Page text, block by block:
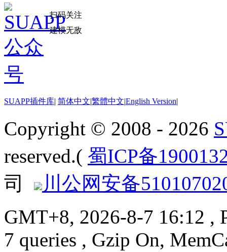
扫码关注
建模无敌
SUAPP插件库| 简体中文|繁體中文|English Version|
Copyright © 2008 - 2026
reserved.( 蜀ICP备
司
川公网安备
GMT+8, 2026-8-7 16:12 ,
7 queries , Gzip On,